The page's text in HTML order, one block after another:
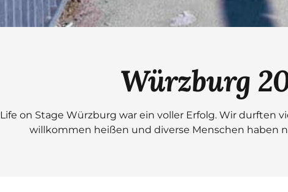
Würzburg
Life on Stage Würzburg war ein voller Erfolg. Wir durften
willkommen heißen und diverse Menschen haben